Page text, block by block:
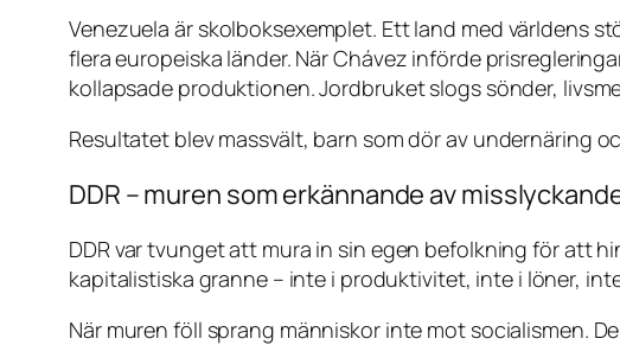
Venezuela är skolboksexemplet. Ett land med världens
flera europeiska länder. När Chávez införde
kollapsade produktionen. Jordbruket slogs sönder,
Resultatet blev massvält, barn som dör av undernäring
DDR – muren som erkännande av
DDR var tvunget att mura in sin egen befolkning för att
kapitalistiska granne – inte i produktivitet, inte i löner,
När muren föll sprang människor inte mot socialismen.